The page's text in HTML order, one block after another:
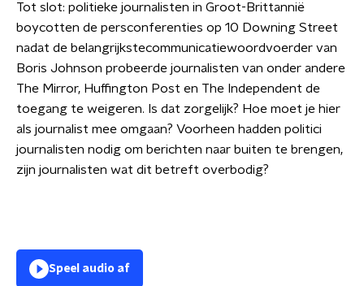
Tot slot: politieke journalisten in Groot-Brittannië
boycotten de persconferenties op 10 Downing Street
nadat de belangrijkstecommunicatiewoordvoerder van
Boris Johnson probeerde journalisten van onder andere
The Mirror, Huffington Post en The Independent de
toegang te weigeren. Is dat zorgelijk? Hoe moet je hier
als journalist mee omgaan? Voorheen hadden politici
journalisten nodig om berichten naar buiten te brengen,
zijn journalisten wat dit betreft overbodig?
Speel audio af